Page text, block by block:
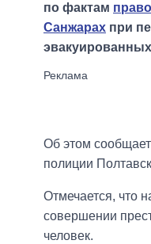
по фактам
Санжарах при
Об этом
полиции
Отмечается, что
совершении
человек.